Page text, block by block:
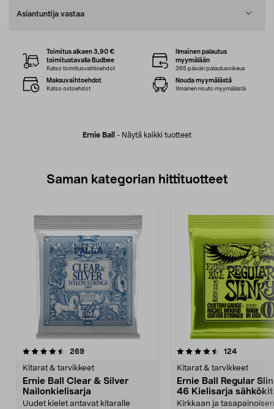
Asiantuntija vastaa
Ernie Ball - Näytä kaikki tuotteet
Toimitus alkaen 3,90 €
toimitustavalla Budbee
Katso toimitusvaihtoehdot
Ilmainen palautus
myymälään
365 päivän palautusoikeus
Maksuvaihtoehdot
Katso ostoehdot
Nouda myymälästä
Ilmainen nouto myymälästä
Saman kategorian hittituotteet
269arvostelut
Kitarat & tarvikkeet
Ernie Ball Clear & Silver
Nailonkielisarja
Uudet kielet antavat kitaralle
4.5 viidestä
124arvostelut
Kitarat & tarvikkeet
Ernie Ball Regular
46 Kielisarja
Kirkkaan ja
4.5 viidestä